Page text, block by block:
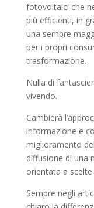
fotovoltaici che
più efficienti, in
una sempre
per i propri
trasformazione.
Nulla di
vivendo.
Cambierà
informazione e
miglioramento
diffusione di una
orientata a
Sempre negli